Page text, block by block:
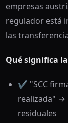
empresas
regulador está
las
Qué significa
✔️ "SCC
realizada" →
residuales